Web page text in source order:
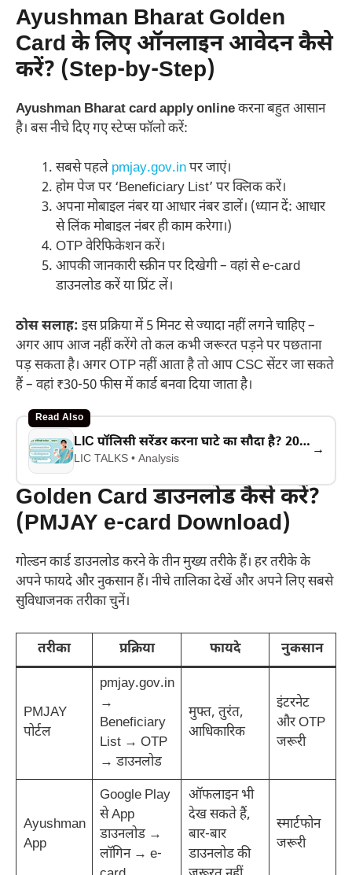
Ayushman Bharat Golden
Card के लिए ऑनलाइन आवेदन कैसे
करें? (Step-by-Step)
Ayushman Bharat card apply onlineकरना बहुत आसान
है। बस नीचे दिए गए स्टेप्स फॉलो करें:
सबसे पहले pmjay.gov.inपर जाएं।
होम पेज पर ‘Beneficiary List’ पर क्लिक करें।
अपना मोबाइल नंबर या आधार नंबर डालें। (ध्यान दें: आधार
से लिंक मोबाइल नंबर ही काम करेगा।)
OTP वेरिफिकेशन करें।
आपकी जानकारी स्क्रीन पर दिखेगी – वहां से e-card
डाउनलोड करें या प्रिंट लें।
ठोस सलाह: इस प्रक्रिया में 5 मिनट से ज्यादा नहीं लगने चाहिए –
अगर आप आज नहीं करेंगे तो कल कभी जरूरत पड़ने पर पछताना
पड़ सकता है। अगर OTP नहीं आता है तो आप CSC सेंटर जा सकते
हैं – वहां ₹30-50 फीस में कार्ड बनवा दिया जाता है।
Read Also
LIC पॉलिसी सरेंडर करना घाटे का सौदा है? 2026 के नए IRDAI सरेंडर वैल्यू नियम और एजेंट्स का छुपा सच
LIC TALKS • Analysis
→
Golden Card डाउनलोड कैसे करें?
(PMJAY e-card Download)
गोल्डन कार्ड डाउनलोड करने के तीन मुख्य तरीके हैं। हर तरीके के
अपने फायदे और नुकसान हैं। नीचे तालिका देखें और अपने लिए सबसे
सुविधाजनक तरीका चुनें।
तरीका प्रक्रिया फायदे नुकसान
PMJAY
पोर्टल
pmjay.gov.in
→
Beneficiary
List → OTP
→ डाउनलोड
मुफ्त, तुरंत,
आधिकारिक
इंटरनेट
और OTP
जरूरी
Ayushman
App
Google Play
से App
डाउनलोड →
लॉगिन → e-
ऑफलाइन भी
देख सकते हैं,
बार-बार
डाउनलोड की
स्मार्टफोन
जरूरी